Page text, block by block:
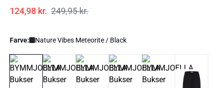
124,98 kr. 249,95 kr.
Farve: Nature Vibes Meteorite / Black